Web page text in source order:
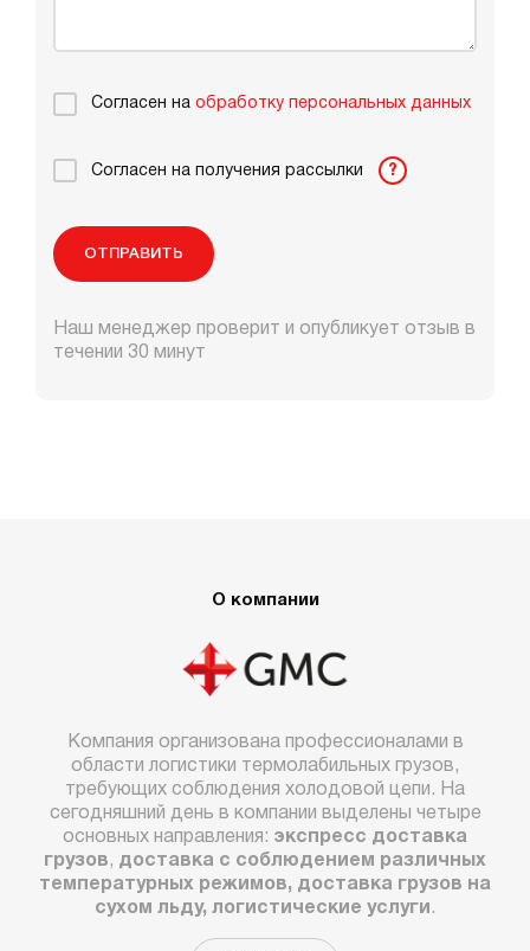
Согласен на обработку персональных данных
Согласен на получения рассылки ?
ОТПРАВИТЬ
Наш менеджер проверит и опубликует отзыв в
течении 30 минут
О компании
Компания организована профессионалами в
области логистики термолабильных грузов,
требующих соблюдения холодовой цепи. На
сегодняшний день в компании выделены четыре
основных направления: экспресс доставка
грузов, доставка с соблюдением различных
температурных режимов, доставка грузов на
сухом льду, логистические услуги .